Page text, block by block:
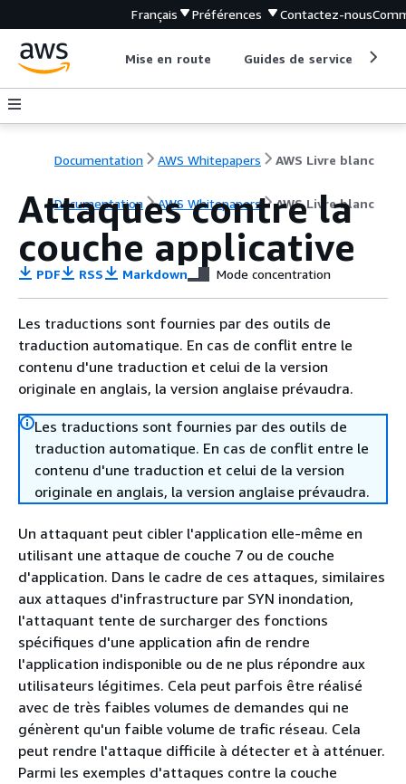
Français Préférences Contactez-nous
Mise en route Guides de service
Documentation AWS Whitepapers AWS Livre blanc
Documentation AWS Whitepapers AWS Livre blanc
Attaques contre la
couche applicative
PDF RSS Markdown Mode concentration
Les traductions sont fournies par des outils de
traduction automatique. En cas de conflit entre le
contenu d'une traduction et celui de la version
originale en anglais, la version anglaise prévaudra.
Les traductions sont fournies par des outils de
traduction automatique. En cas de conflit entre le
contenu d'une traduction et celui de la version
originale en anglais, la version anglaise prévaudra.
Un attaquant peut cibler l'application elle-même en
utilisant une attaque de couche 7 ou de couche
d'application. Dans le cadre de ces attaques, similaires
aux attaques d'infrastructure par SYN inondation,
l'attaquant tente de surcharger des fonctions
spécifiques d'une application afin de rendre
l'application indisponible ou de ne plus répondre aux
utilisateurs légitimes. Cela peut parfois être réalisé
avec de très faibles volumes de demandes qui ne
génèrent qu'un faible volume de trafic réseau. Cela
peut rendre l'attaque difficile à détecter et à atténuer.
Parmi les exemples d'attaques contre la couche